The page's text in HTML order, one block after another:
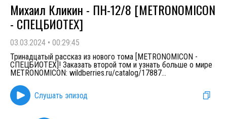
Михаил Кликин - ПН-12/8 [METRONOMICON
- СПЕЦБИОТЕХ]
03.03.2024 • 00:29:45
Тринадцатый рассказ из нового тома [METRONOMICON -
СПЕЦБИОТЕХ]! Заказать второй том и узнать больше о мире
METRONOMICON: wildberries.ru/catalog/17887...
Слушать эпизод